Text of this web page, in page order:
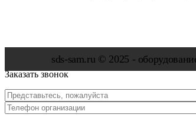
sds-sam.ru © 2025 -
Заказать звонок